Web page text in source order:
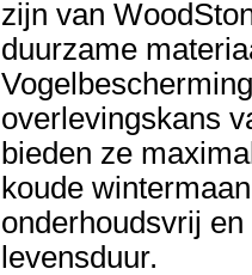
zijn van
duurzame
overlevingskans
bieden ze
koude
onderhoudsvrij
levensduur.